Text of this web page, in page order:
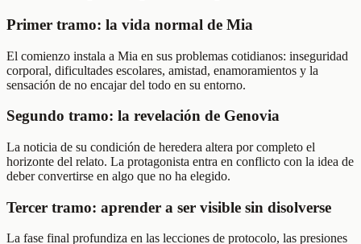
Primer tramo: la vida normal de Mia
El comienzo instala a Mia en sus problemas cotidianos: inseguridad
corporal, dificultades escolares, amistad, enamoramientos y la
sensación de no encajar del todo en su entorno.
Segundo tramo: la revelación de Genovia
La noticia de su condición de heredera altera por completo el
horizonte del relato. La protagonista entra en conflicto con la idea de
deber convertirse en algo que no ha elegido.
Tercer tramo: aprender a ser visible sin disolverse
La fase final profundiza en las lecciones de protocolo, las presiones